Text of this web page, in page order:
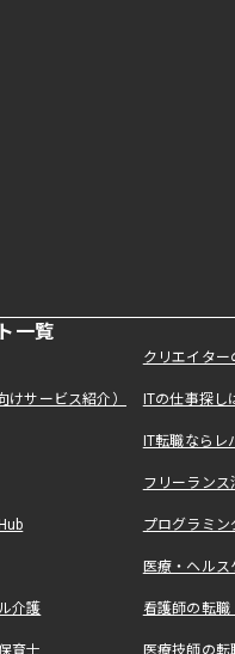
一覧
クリエイタ
サービス紹介） ITの仕事探
IT転職なら
フリーラン
プログラミ
医療・ヘル
介護 看護師の転
育士 医療技師の